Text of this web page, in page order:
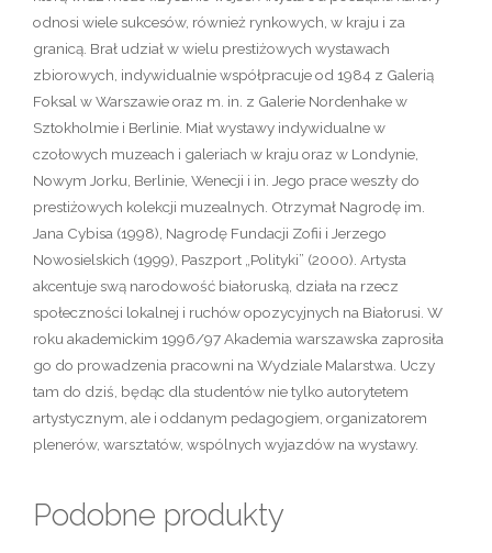
odnosi wiele sukcesów, również rynkowych, w kraju i za
granicą. Brał udział w wielu prestiżowych wystawach
zbiorowych, indywidualnie współpracuje od 1984 z Galerią
Foksal w Warszawie oraz m. in. z Galerie Nordenhake w
Sztokholmie i Berlinie. Miał wystawy indywidualne w
czołowych muzeach i galeriach w kraju oraz w Londynie,
Nowym Jorku, Berlinie, Wenecji i in. Jego prace weszły do
prestiżowych kolekcji muzealnych. Otrzymał Nagrodę im.
Jana Cybisa (1998), Nagrodę Fundacji Zofii i Jerzego
Nowosielskich (1999), Paszport „Polityki” (2000). Artysta
akcentuje swą narodowość białoruską, działa na rzecz
społeczności lokalnej i ruchów opozycyjnych na Białorusi. W
roku akademickim 1996/97 Akademia warszawska zaprosiła
go do prowadzenia pracowni na Wydziale Malarstwa. Uczy
tam do dziś, będąc dla studentów nie tylko autorytetem
artystycznym, ale i oddanym pedagogiem, organizatorem
plenerów, warsztatów, wspólnych wyjazdów na wystawy.
Podobne produkty